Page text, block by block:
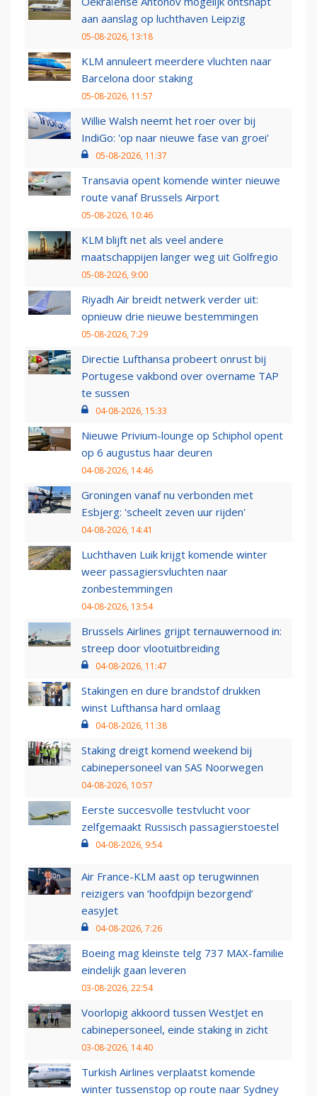
aan aanslag op luchthaven Leipzig
05-08-2026, 13:18
KLM annuleert meerdere vluchten naar
Barcelona door staking
05-08-2026, 11:57
Willie Walsh neemt het roer over bij
IndiGo: 'op naar nieuwe fase van groei'
05-08-2026, 11:37
Transavia opent komende winter nieuwe
route vanaf Brussels Airport
05-08-2026, 10:46
KLM blijft net als veel andere
maatschappijen langer weg uit Golfregio
05-08-2026, 9:00
Riyadh Air breidt netwerk verder uit:
opnieuw drie nieuwe bestemmingen
05-08-2026, 7:29
Directie Lufthansa probeert onrust bij
Portugese vakbond over overname TAP
te sussen
04-08-2026, 15:33
Nieuwe Privium-lounge op Schiphol opent
op 6 augustus haar deuren
04-08-2026, 14:46
Groningen vanaf nu verbonden met
Esbjerg: 'scheelt zeven uur rijden'
04-08-2026, 14:41
Luchthaven Luik krijgt komende winter
weer passagiersvluchten naar
zonbestemmingen
04-08-2026, 13:54
Brussels Airlines grijpt ternauwernood in:
streep door vlootuitbreiding
04-08-2026, 11:47
Stakingen en dure brandstof drukken
winst Lufthansa hard omlaag
04-08-2026, 11:38
Staking dreigt komend weekend bij
cabinepersoneel van SAS Noorwegen
04-08-2026, 10:57
Eerste succesvolle testvlucht voor
zelfgemaakt Russisch passagierstoestel
04-08-2026, 9:54
Air France-KLM aast op terugwinnen
reizigers van ‘hoofdpijn bezorgend’
easyJet
04-08-2026, 7:26
Boeing mag kleinste telg 737 MAX-familie
eindelijk gaan leveren
03-08-2026, 22:54
Voorlopig akkoord tussen WestJet en
cabinepersoneel, einde staking in zicht
03-08-2026, 14:40
Turkish Airlines verplaatst komende
winter tussenstop op route naar Sydney